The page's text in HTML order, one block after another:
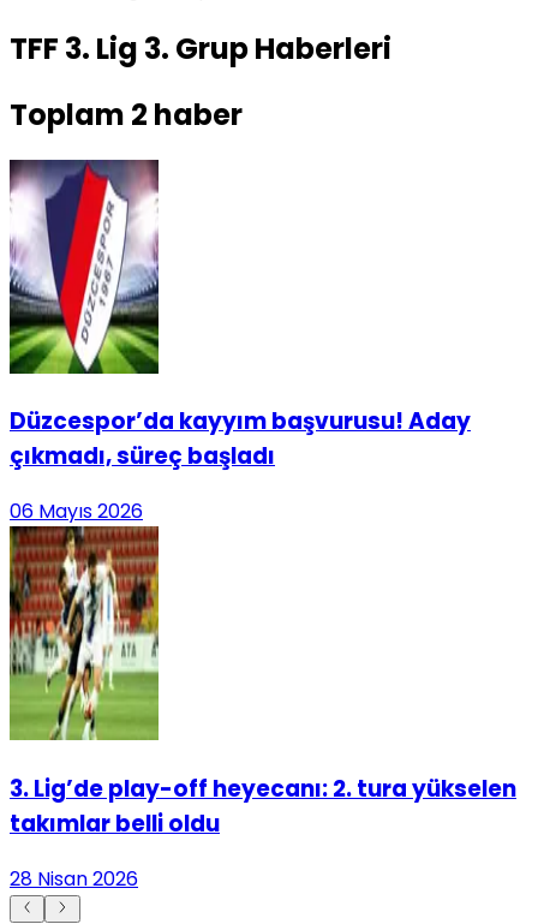
TFF 3. Lig 3. Grup Haberleri
Toplam 2 haber
Düzcespor’da kayyım başvurusu! Aday
çıkmadı, süreç başladı
06 Mayıs 2026
3. Lig’de play-off heyecanı: 2. tura yükselen
takımlar belli oldu
28 Nisan 2026